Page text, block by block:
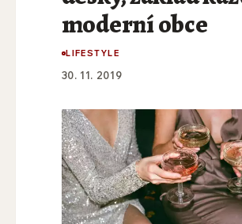
moderní obce
LIFESTYLE
30. 11. 2019